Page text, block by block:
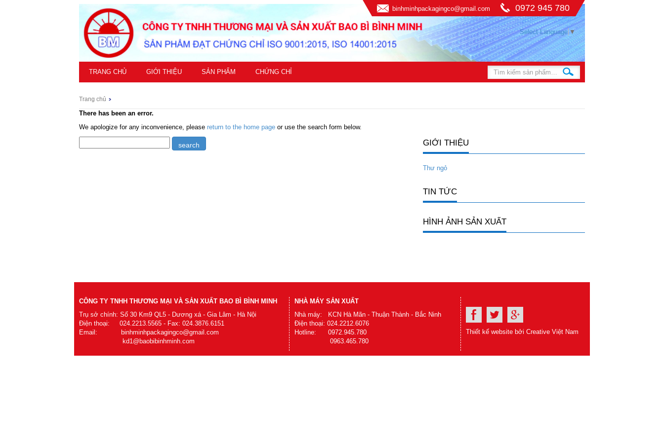
binhminhpackagingco@gmail.com 0972 945 780
Select Language ▼
TRANG CHỦ GIỚI THIỆU SẢN PHẨM CHỨNG CHỈ
Trang chủ
There has been an error.
We apologize for any inconvenience, please return to the home page or use the search form below.
GIỚI THIỆU
Thư ngỏ
TIN TỨC
HÌNH ẢNH SẢN XUẤT
CÔNG TY TNHH THƯƠNG MẠI VÀ SẢN XUẤT BAO BÌ BÌNH MINH
Trụ sở chính: Số 30 Km9 QL5 - Dương xá - Gia Lâm - Hà Nội
Điện thoại: 024.2213.5565 - Fax: 024.3876.6151
Email: binhminhpackagingco@gmail.com
kd1@baobibinhminh.com
NHÀ MÁY SẢN XUẤT
Nhà máy: KCN Hà Mãn - Thuận Thành - Bắc Ninh
Điện thoại: 024.2212.6076
Hotline: 0972.945.780
0963.465.780
Thiết kế website bởi Creative Việt Nam